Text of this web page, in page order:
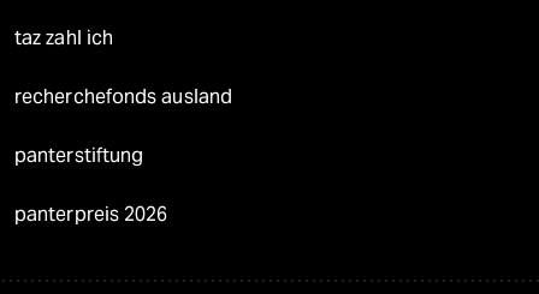
taz zahl ich
recherchefonds ausland
panterstiftung
panterpreis 2026